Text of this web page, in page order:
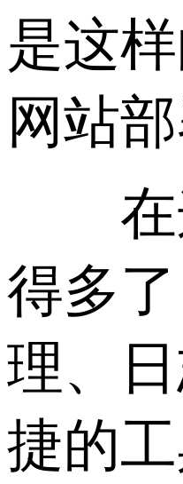
是这
网站
在这
得多
理、
捷的